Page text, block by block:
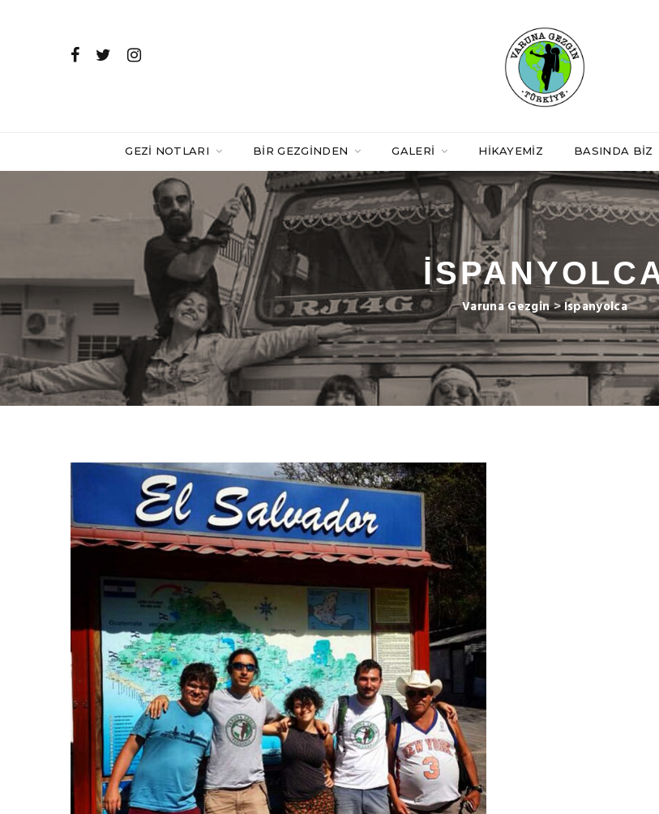
GEZI NOTLARI BIR GEZGINDEN GALERI HIKAYEMIZ BASINDA BIZ
Varuna Gezgin>Ispanyolca